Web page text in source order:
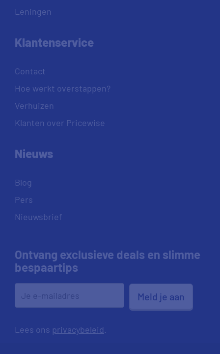
Leningen
Klantenservice
Contact
Hoe werkt overstappen?
Verhuizen
Klanten over Pricewise
Nieuws
Blog
Pers
Nieuwsbrief
Ontvang exclusieve deals en slimme
bespaartips
Meld je aan
Lees ons privacybeleid.